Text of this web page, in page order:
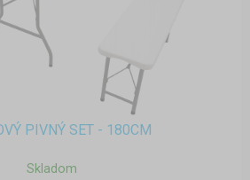
PIVNÝ SET - 180CM
Skladom